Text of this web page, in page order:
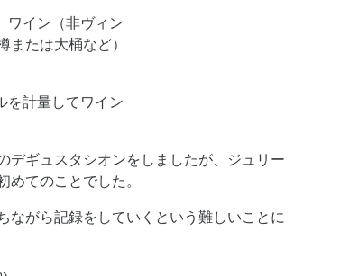
ワイン（非ヴィン
たは大桶など）
を計量してワイン
デギュスタシオンをしましたが、ジュリー
てのことでした。
がら記録をしていくという難しいことに